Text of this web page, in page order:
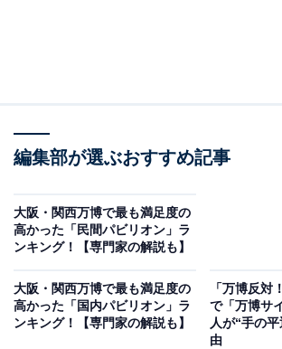
編集部が選ぶおすすめ記事
大阪・関西万博で最も満足度の
高かった「民間パビリオン」ラ
ンキング！【専門家の解説も】
大阪・関西万博で最も満足度の
高かった「国内パビリオン」ラ
ンキング！【専門家の解説も】
「万博反対
で「万博サ
人が“手の
由